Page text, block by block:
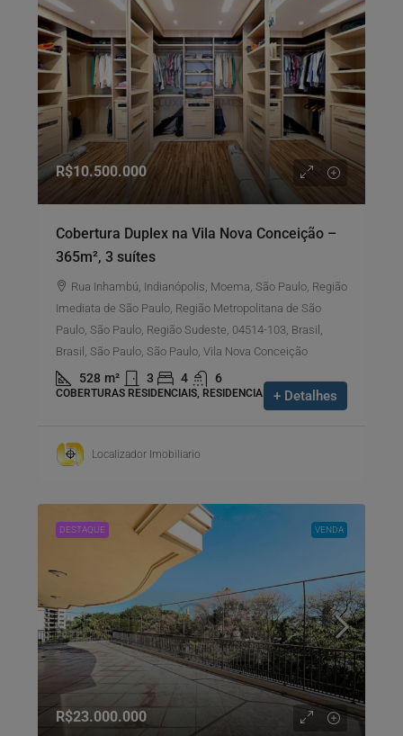
R$10.500.000
Cobertura Duplex na Vila Nova Conceição –
365m², 3 suítes
Rua Inhambú, Indianópolis, Moema, São Paulo, Região
Imediata de São Paulo, Região Metropolitana de São
Paulo, São Paulo, Região Sudeste, 04514-103, Brasil,
Brasil, São Paulo, São Paulo, Vila Nova Conceição
528 m² 3 4 6
COBERTURAS RESIDENCIAIS, RESIDENCIAIS + Detalhes
Localizador Imobiliario
DESTAQUE VENDA
R$23.000.000